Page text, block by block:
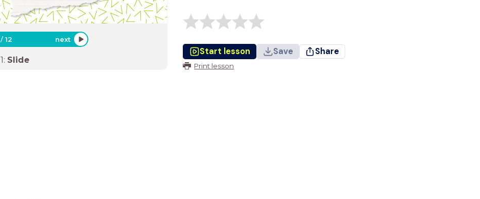
/12 next
1: Slide
Start lesson Save Share
Print lesson